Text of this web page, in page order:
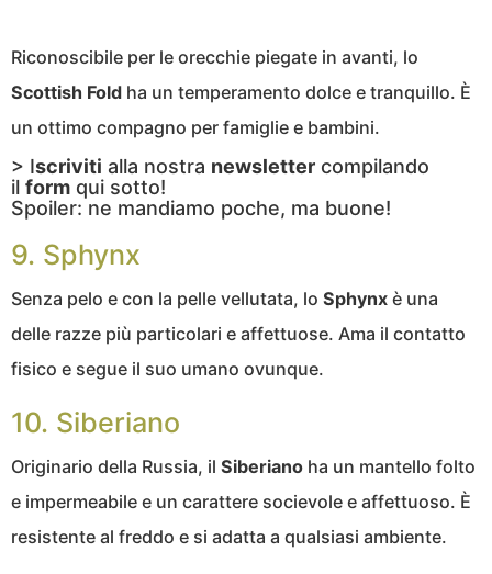
Riconoscibile per le orecchie piegate in avanti, lo
Scottish Fold ha un temperamento dolce e tranquillo. È
un ottimo compagno per famiglie e bambini.
> Iscriviti alla nostra newsletter compilando
il form qui sotto!
Spoiler: ne mandiamo poche, ma buone!
9. Sphynx
Senza pelo e con la pelle vellutata, lo Sphynx è una
delle razze più particolari e affettuose. Ama il contatto
fisico e segue il suo umano ovunque.
10. Siberiano
Originario della Russia, il Siberiano ha un mantello folto
e impermeabile e un carattere socievole e affettuoso. È
resistente al freddo e si adatta a qualsiasi ambiente.